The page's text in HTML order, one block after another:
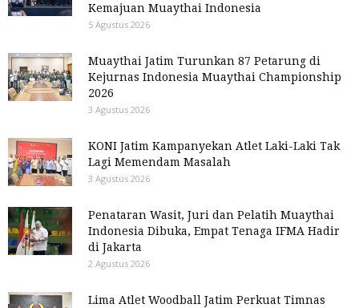
Kemajuan Muaythai Indonesia
5 Agustus 2026
Muaythai Jatim Turunkan 87 Petarung di
Kejurnas Indonesia Muaythai Championship
2026
3 Agustus 2026
KONI Jatim Kampanyekan Atlet Laki-Laki Tak
Lagi Memendam Masalah
3 Agustus 2026
Penataran Wasit, Juri dan Pelatih Muaythai
Indonesia Dibuka, Empat Tenaga IFMA Hadir
di Jakarta
2 Agustus 2026
Lima Atlet Woodball Jatim Perkuat Timnas